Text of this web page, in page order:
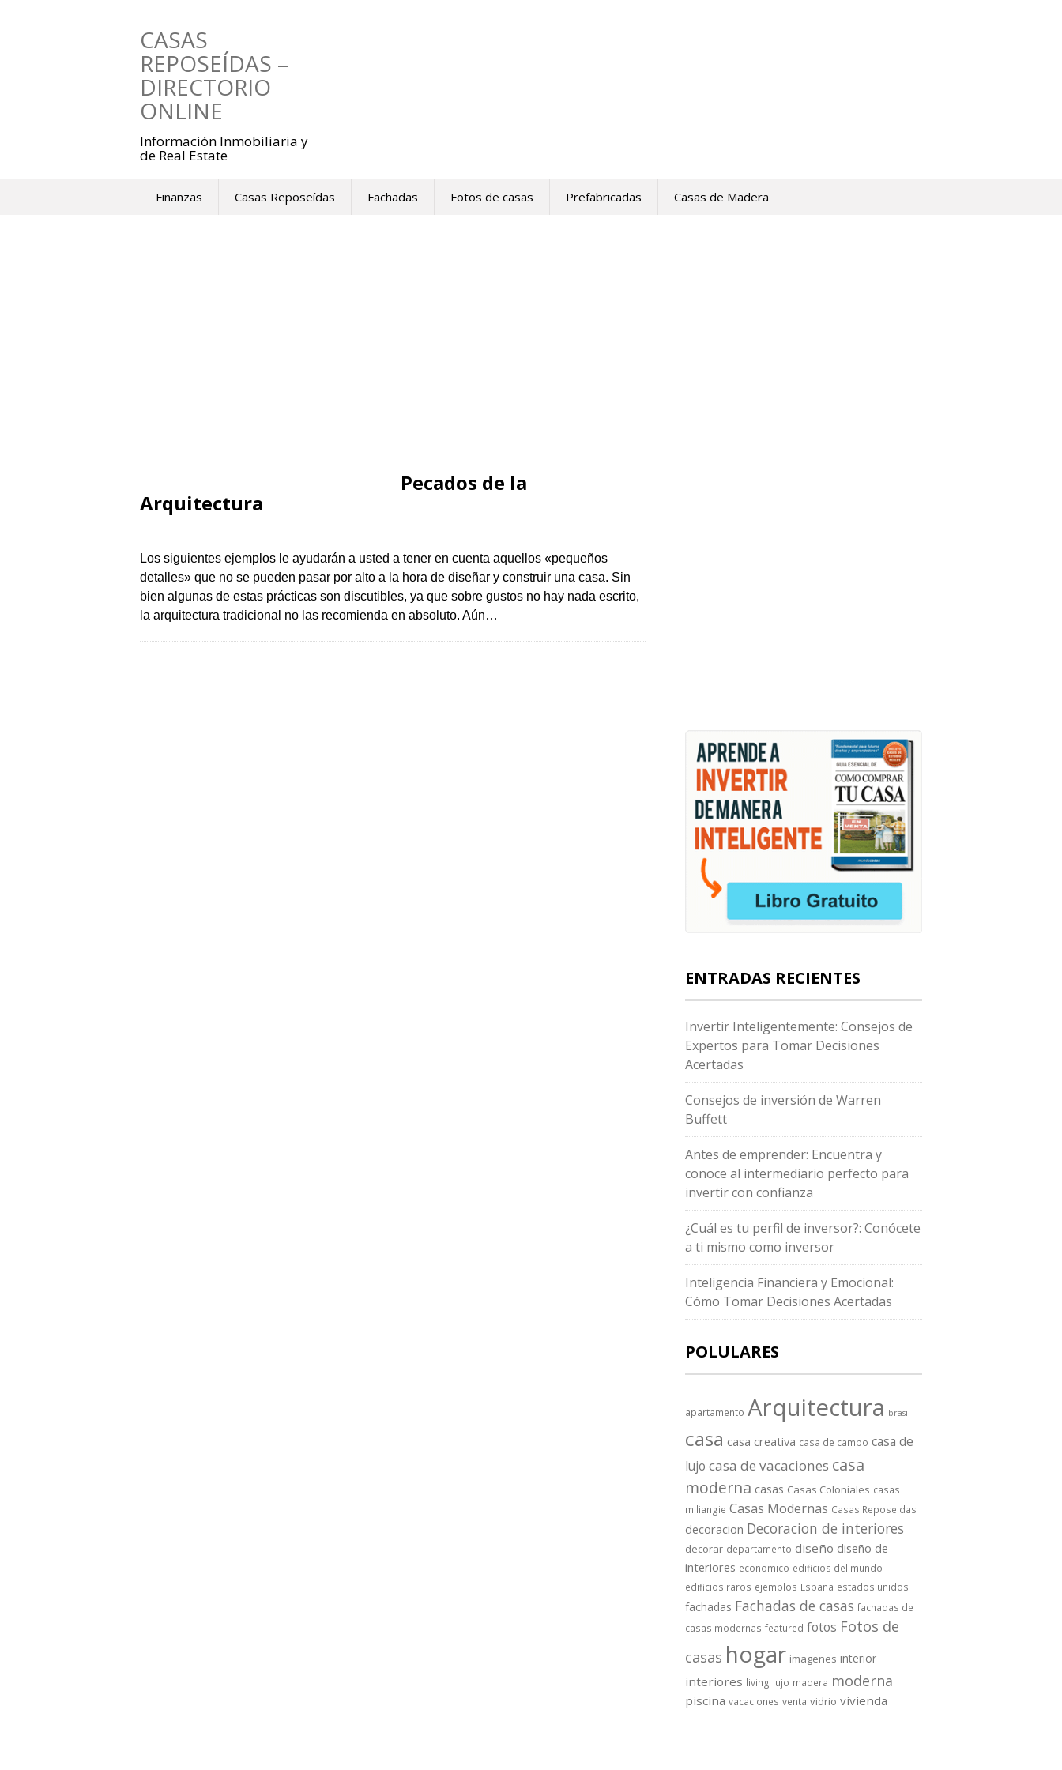
CASAS
REPOSEÍDAS –
DIRECTORIO
ONLINE
Información Inmobiliaria y
de Real Estate
Finanzas Casas Reposeídas Fachadas Fotos de casas Prefabricadas Casas de Madera
Pecados de la
Arquitectura
Los siguientes ejemplos le ayudarán a usted a tener en cuenta aquellos «pequeños
detalles» que no se pueden pasar por alto a la hora de diseñar y construir una casa. Sin
bien algunas de estas prácticas son discutibles, ya que sobre gustos no hay nada escrito,
la arquitectura tradicional no las recomienda en absoluto. Aún…
ENTRADAS RECIENTES
Invertir Inteligentemente: Consejos de
Expertos para Tomar Decisiones
Acertadas
Consejos de inversión de Warren
Buffett
Antes de emprender: Encuentra y
conoce al intermediario perfecto para
invertir con confianza
¿Cuál es tu perfil de inversor?: Conócete
a ti mismo como inversor
Inteligencia Financiera y Emocional:
Cómo Tomar Decisiones Acertadas
POLULARES
apartamento Arquitectura brasil
casa casa creativa casa de campo casa de
lujo casa de vacaciones casa
moderna casas Casas Coloniales casas
miliangie Casas Modernas Casas Reposeidas
decoracion Decoracion de interiores
decorar departamento diseño diseño de
interiores economico edificios del mundo
edificios raros ejemplos España estados unidos
fachadas Fachadas de casas fachadas de
casas modernas featured fotos Fotos de
casas hogar imagenes interior
interiores living lujo madera moderna
piscina vacaciones venta vidrio vivienda